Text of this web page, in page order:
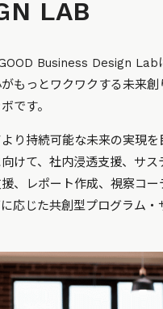
LAB
Business Design Lab
もっとワクワクする未来創
です。
り持続可能な未来の実現を
けて、社内浸透支援、サス
、レポート作成、視察コー
応じた共創型プログラム・